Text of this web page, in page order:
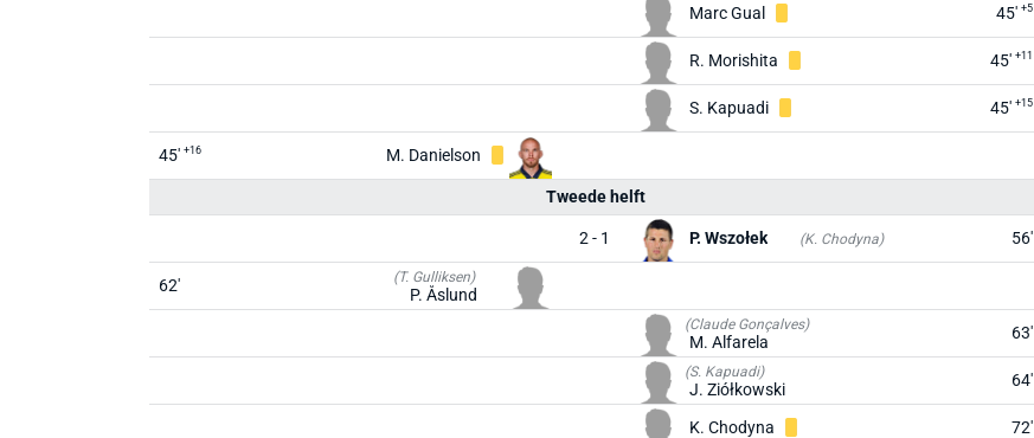
Marc Gual 45' +5
R. Morishita 45' +11
S. Kapuadi 45' +15
45' +16 M. Danielson
Tweede helft
2 - 1 P. Wszołek (K. Chodyna) 56'
62' (T. Gulliksen)
P. Åslund
(Claude Gonçalves)
M. Alfarela 63'
(S. Kapuadi)
J. Ziółkowski 64'
K. Chodyna 72'